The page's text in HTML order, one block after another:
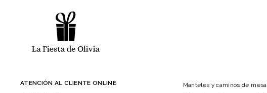
ATENCIÓN AL CLIENTE ONLINE
Manteles y caminos de mesa